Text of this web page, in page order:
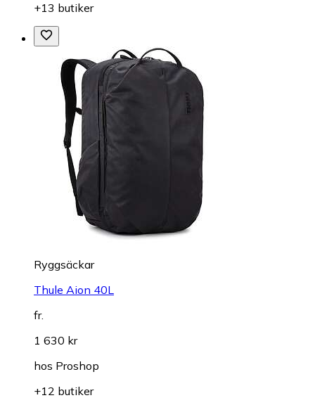
+13 butiker
Ryggsäckar
Thule Aion 40L
fr.
1 630 kr
hos Proshop
+12 butiker